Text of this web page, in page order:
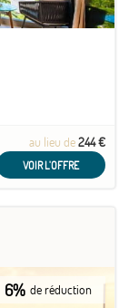
au lieu de244 €
VOIR L'OFFRE
6% de réduction